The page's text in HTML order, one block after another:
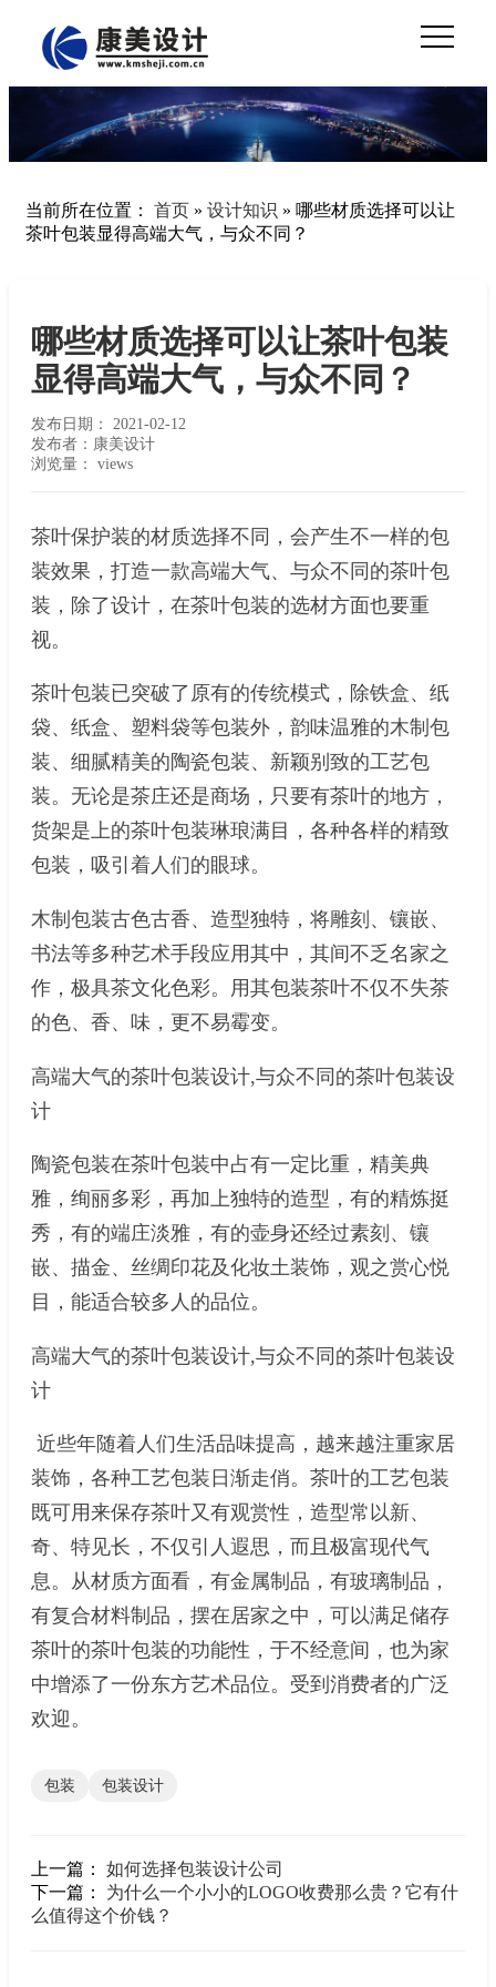
当前所在位置： 首页 » 设计知识 » 哪些材质选择可以让
茶叶包装显得高端大气，与众不同？
哪些材质选择可以让茶叶包装
显得高端大气，与众不同？
发布日期： 2021-02-12
发布者：康美设计
浏览量： views
茶叶保护装的材质选择不同，会产生不一样的包
装效果，打造一款高端大气、与众不同的茶叶包
装，除了设计，在茶叶包装的选材方面也要重
视。
茶叶包装已突破了原有的传统模式，除铁盒、纸
袋、纸盒、塑料袋等包装外，韵味温雅的木制包
装、细腻精美的陶瓷包装、新颖别致的工艺包
装。无论是茶庄还是商场，只要有茶叶的地方，
货架是上的茶叶包装琳琅满目，各种各样的精致
包装，吸引着人们的眼球。
木制包装古色古香、造型独特，将雕刻、镶嵌、
书法等多种艺术手段应用其中，其间不乏名家之
作，极具茶文化色彩。用其包装茶叶不仅不失茶
的色、香、味，更不易霉变。
高端大气的茶叶包装设计,与众不同的茶叶包装设
计
陶瓷包装在茶叶包装中占有一定比重，精美典
雅，绚丽多彩，再加上独特的造型，有的精炼挺
秀，有的端庄淡雅，有的壶身还经过素刻、镶
嵌、描金、丝绸印花及化妆土装饰，观之赏心悦
目，能适合较多人的品位。
高端大气的茶叶包装设计,与众不同的茶叶包装设
计
近些年随着人们生活品味提高，越来越注重家居
装饰，各种工艺包装日渐走俏。茶叶的工艺包装
既可用来保存茶叶又有观赏性，造型常以新、
奇、特见长，不仅引人遐思，而且极富现代气
息。从材质方面看，有金属制品，有玻璃制品，
有复合材料制品，摆在居家之中，可以满足储存
茶叶的茶叶包装的功能性，于不经意间，也为家
中增添了一份东方艺术品位。受到消费者的广泛
欢迎。
包装 包装设计
上一篇： 如何选择包装设计公司
下一篇： 为什么一个小小的LOGO收费那么贵？它有什
么值得这个价钱？